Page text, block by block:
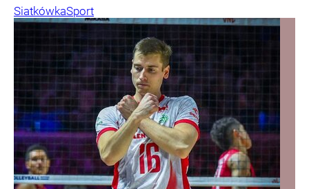
SiatkówkaSport